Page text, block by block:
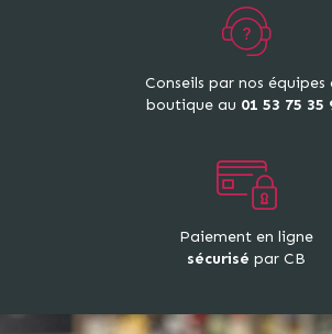
Conseils par nos équipes
boutique au 01 53 75 35
Paiement en ligne
sécurisé par CB